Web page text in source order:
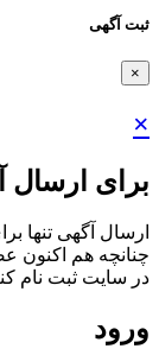
ثبت آگهی
×
×
برای ارسال
ارسال آگهی تنها
چنانچه هم‌ اکنون
در سایت ثبت نام
ورود